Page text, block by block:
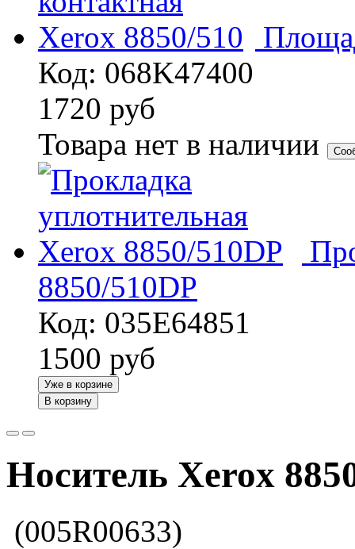
Код: 068K47400
1720 руб
Товара нет в наличии
8850/510DP
Код: 035E64851
1500 руб
Уже в корзине
В корзину
Носитель Xerox
(005R00633)